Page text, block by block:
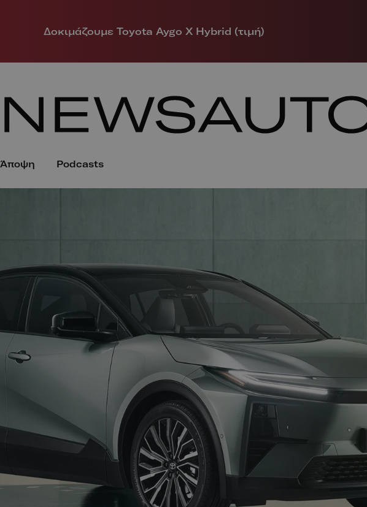
Δοκιμάζουμε Toyota Aygo X Hybrid (τιμή)
Άποψη Podcasts
Τεράστια έκρηξη από
σύγκρουση στο Misano.
Ο οδηγός βγαίνει
περπατώντας!
100 χρόνια Spa! Όλα
ξεκίνησαν κάπως έτσι…